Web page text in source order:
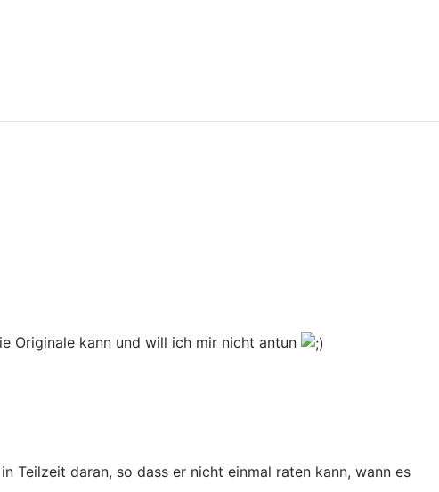
Originale kann und will ich mir nicht antun
Teilzeit daran, so dass er nicht einmal raten kann, wann es